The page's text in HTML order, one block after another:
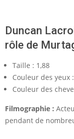
Duncan
rôle de
Taille : 1,88
Couleur des yeux
Couleur des
Filmographie :
pendant de